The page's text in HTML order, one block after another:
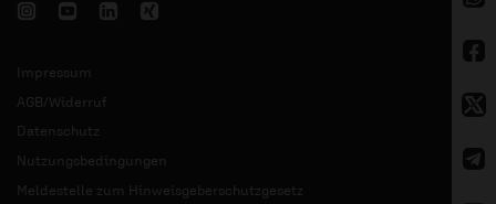
Impressum
AGB/Widerruf
Datenschutz
Nutzungsbedingungen
Meldestelle zum Hinweisgeberschutzgesetz